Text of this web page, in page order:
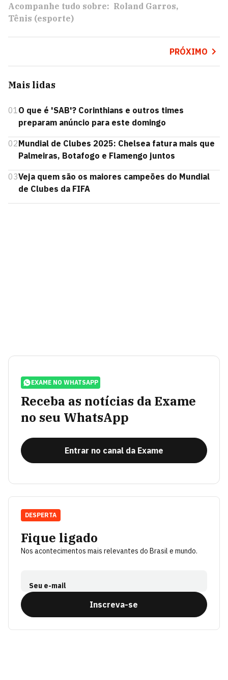
Acompanhe tudo sobre: Roland Garros
Tênis (esporte)
PRÓXIMO
Mais lidas
01O que é 'SAB'? Corinthians e outros times
preparam anúncio para este domingo
02Mundial de Clubes 2025: Chelsea fatura mais que
Palmeiras, Botafogo e Flamengo juntos
03Veja quem são os maiores campeões do Mundial
de Clubes da FIFA
EXAME NO WHATSAPP
Receba as notícias da Exame
no seu WhatsApp
Entrar no canal da Exame
Fique ligado
Nos acontecimentos mais relevantes do Brasil e mundo.
Seu e-mail
Inscreva-se
DESPERTA